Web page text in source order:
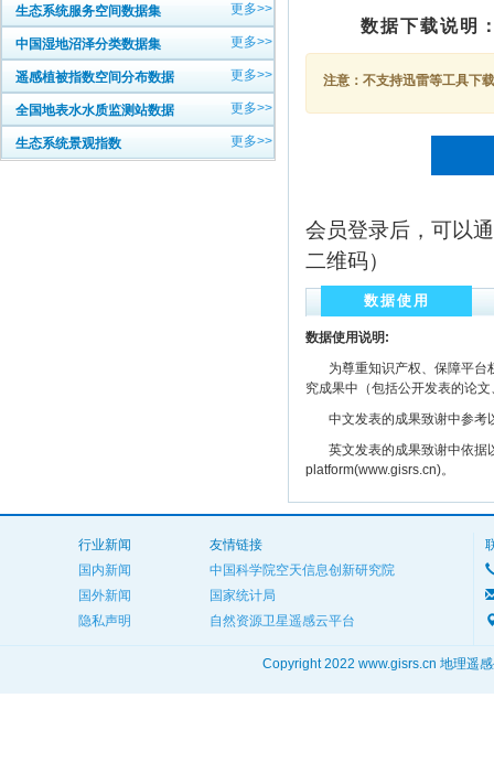
生态系统服务空间数据集 更多>>
中国湿地沼泽分类数据集 更多>>
遥感植被指数空间分布数据 更多>>
全国地表水水质监测站数据 更多>>
生态系统景观指数 更多>>
数据下载说明
注意：不支持迅雷等工具下
会员登录后，可以
二维码）
数据使用
数据使用说明:
为尊重知识产权、保障平台
究成果中（包括公开发表的论
中文发表的成果致谢中参考
英文发表的成果致谢中依据
platform(www.gisrs.cn)。
行业新闻
国内新闻
国外新闻
隐私声明
友情链接
中国科学院空天信息创新研究院
国家统计局
自然资源卫星遥感云平台
Copyright 2022 www.gisrs.cn 地理遥